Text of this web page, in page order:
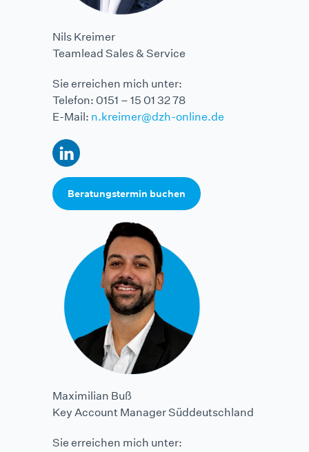
Nils Kreimer
Teamlead Sales & Service
Sie erreichen mich unter:
Telefon: 0151 – 15 01 32 78
E-Mail: n.kreimer@dzh-online.de
Beratungstermin buchen
Maximilian Buß
Key Account Manager Süddeutschland
Sie erreichen mich unter: